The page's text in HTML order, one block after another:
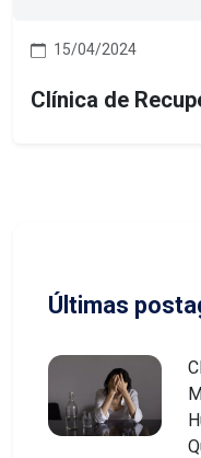
15/04/2024
Clínica de
Últimas